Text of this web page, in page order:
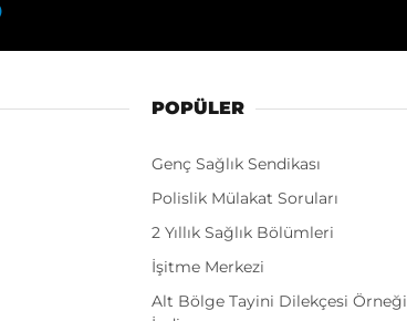
POPÜLER
Genç Sağlık Sendikası
Polislik Mülakat Soruları
2 Yıllık Sağlık Bölümleri
İşitme Merkezi
Alt Bölge Tayini Dilekçesi Örneği